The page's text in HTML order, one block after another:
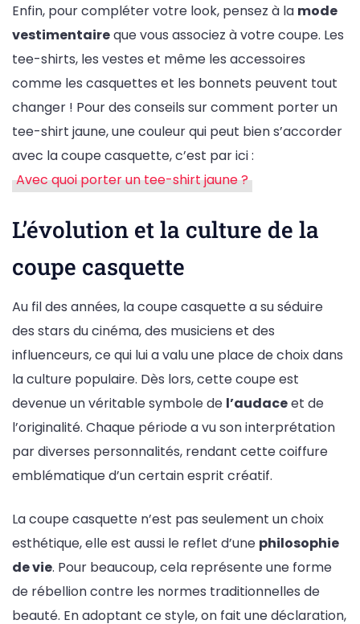
Enfin, pour compléter votre look, pensez à la mode
vestimentaireque vous associez à votre coupe. Les
tee-shirts, les vestes et même les accessoires
comme les casquettes et les bonnets peuvent tout
changer ! Pour des conseils sur comment porter un
tee-shirt jaune, une couleur qui peut bien s’accorder
avec la coupe casquette, c’est par ici :
Avec quoi porter un tee-shirt jaune ?
L’évolution et la culture de la
coupe casquette
Au fil des années, la coupe casquette a su séduire
des stars du cinéma, des musiciens et des
influenceurs, ce qui lui a valu une place de choix dans
la culture populaire. Dès lors, cette coupe est
devenue un véritable symbole de l’audaceet de
l’originalité. Chaque période a vu son interprétation
par diverses personnalités, rendant cette coiffure
emblématique d’un certain esprit créatif.
La coupe casquette n’est pas seulement un choix
esthétique, elle est aussi le reflet d’une philosophie
de vie. Pour beaucoup, cela représente une forme
de rébellion contre les normes traditionnelles de
beauté. En adoptant ce style, on fait une déclaration,